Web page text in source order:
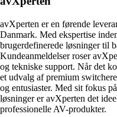
avXperten er en førende
Danmark. Med ekspertise
brugerdefinerede løsninger til
Kundeanmeldelser roser
og tekniske support. Når det
et udvalg af premium
og entusiaster. Med sit fokus
løsninger er avXperten det
professionelle AV-produkter.